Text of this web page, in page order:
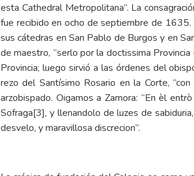
esta Cathedral Metropolitana”. La
fue recibido en ocho de septiembre de
sus cátedras en San Pablo de Burgos y en
de maestro, “serlo por la doctissima
Provincia; luego sirvió a las órdenes del
rezo del Santísimo Rosario en la Corte,
arzobispado. Oigamos a Zamora: “En èl
Sofraga[3], y llenandolo de luzes de
desvelo, y maravillosa discrecion”.